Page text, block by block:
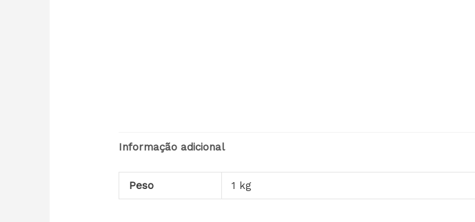
Informação adicional
Peso 1 kg